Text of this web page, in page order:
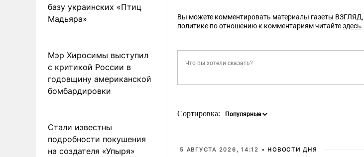
базу украинских «Птиц
Мадьяра»
Мэр Хиросимы выступил
с критикой России в
годовщину американской
бомбардировки
Стали известны
подробности покушения
на создателя «Упыря»
Вы можете комментировать материалы газеты ВЗГЛЯД,
политике по отношению к комментариям читайтездесь.
Сортировка:
5 АВГУСТА 2026, 14:12 • НОВОСТИ ДНЯ